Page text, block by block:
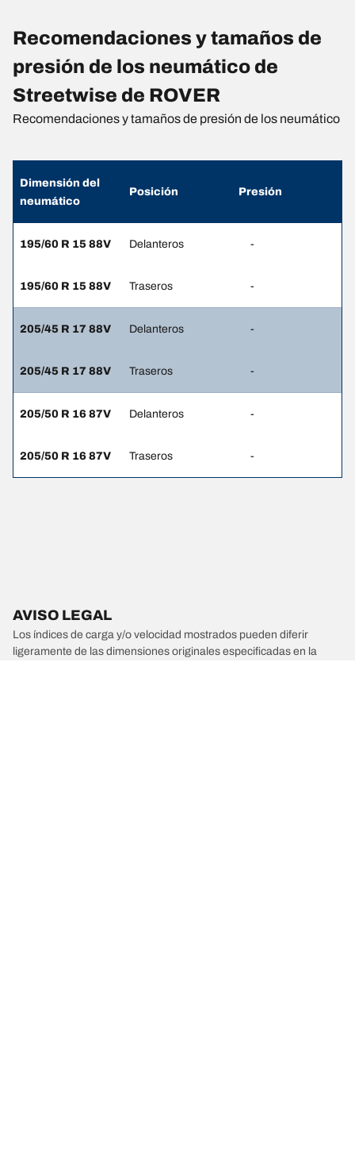
Recomendaciones y tamaños de
presión de los neumático de
Streetwise de ROVER
Recomendaciones y tamaños de presión de los neumático
Dimensión del
neumático
Posición Presión
195/60 R 15 88V Delanteros -
195/60 R 15 88V Traseros -
205/45 R 17 88V Delanteros -
205/45 R 17 88V Traseros -
205/50 R 16 87V Delanteros -
205/50 R 16 87V Traseros -
AVISO LEGAL
Los índices de carga y/o velocidad mostrados pueden diferir
ligeramente de las dimensiones originales especificadas en la